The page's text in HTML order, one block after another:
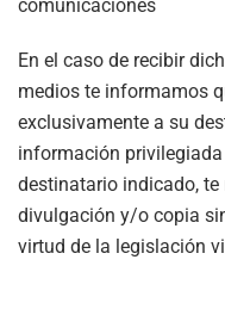
comunicaciones
En el caso de recibir
medios te informamos
exclusivamente a su
información privilegiada
destinatario indicado,
divulgación y/o copia
virtud de la legislación